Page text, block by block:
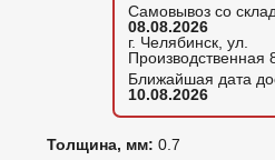
Толщина, мм: 0.7
Самовывоз со
08.08.2026
г. Челябинск, ул.
Производственная
Ближайшая дата
10.08.2026